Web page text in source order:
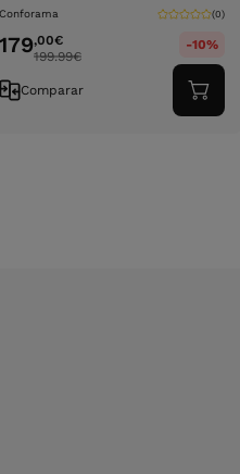
Conforama (0)
179,00€
199.99€
-10%
Comparar
ao